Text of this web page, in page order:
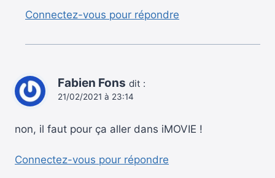
Connectez-vous pour répondre
Fabien Fons dit :
21/02/2021 à 23:14
non, il faut pour ça aller dans iMOVIE !
Connectez-vous pour répondre